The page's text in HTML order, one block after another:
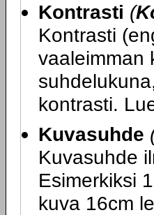
Kontrasti (
Kontrasti
vaaleimman
kontrasti.
Kuvasuhde
Kuvasuhde
Esimerkiksi
kuva 16cm